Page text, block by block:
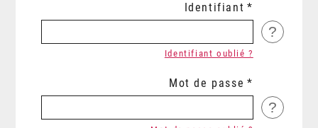
Identifiant
?
Identifiant oublié ?
Mot de passe
?